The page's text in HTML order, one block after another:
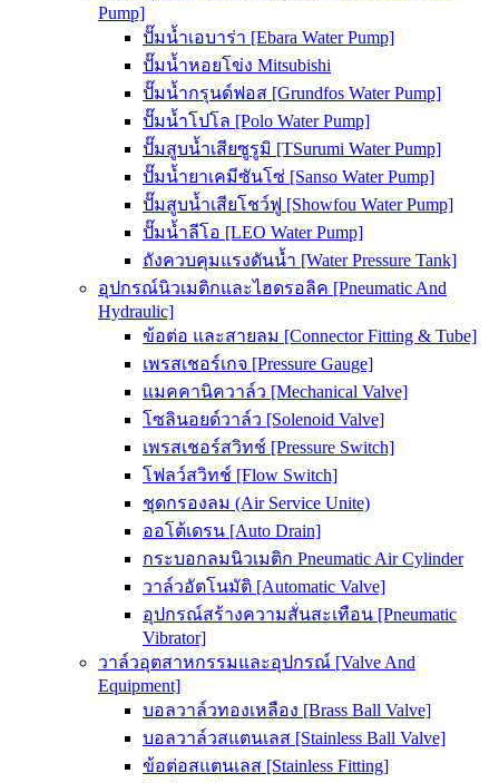
Pump]
ปั๊มน้ำเอบาร่า [Ebara Water Pump]
ปั๊มน้ำหอยโข่ง Mitsubishi
ปั๊มน้ำกรุนด์ฟอส [Grundfos Water Pump]
ปั๊มน้ำโปโล [Polo Water Pump]
ปั๊มสูบน้ำเสียซูรูมิ [TSurumi Water Pump]
ปั๊มน้ำยาเคมีซันโซ่ [Sanso Water Pump]
ปั๊มสูบน้ำเสียโชว์ฟู [Showfou Water Pump]
ปั๊มน้ำลีโอ [LEO Water Pump]
ถังควบคุมแรงดันน้ำ [Water Pressure Tank]
อุปกรณ์นิวเมติกและไฮดรอลิค [Pneumatic And
Hydraulic]
ข้อต่อ และสายลม [Connector Fitting & Tube]
เพรสเชอร์เกจ [Pressure Gauge]
แมคคานิควาล์ว [Mechanical Valve]
โซลินอยด์วาล์ว [Solenoid Valve]
เพรสเชอร์สวิทช์ [Pressure Switch]
โฟลว์สวิทช์ [Flow Switch]
ชุดกรองลม (Air Service Unite)
ออโต้เดรน [Auto Drain]
กระบอกลมนิวเมติก Pneumatic Air Cylinder
วาล์วอัตโนมัติ [Automatic Valve]
อุปกรณ์สร้างความสั่นสะเทือน [Pneumatic
Vibrator]
วาล์วอุตสาหกรรมและอุปกรณ์ [Valve And
Equipment]
บอลวาล์วทองเหลือง [Brass Ball Valve]
บอลวาล์วสแตนเลส [Stainless Ball Valve]
ข้อต่อสแตนเลส [Stainless Fitting]